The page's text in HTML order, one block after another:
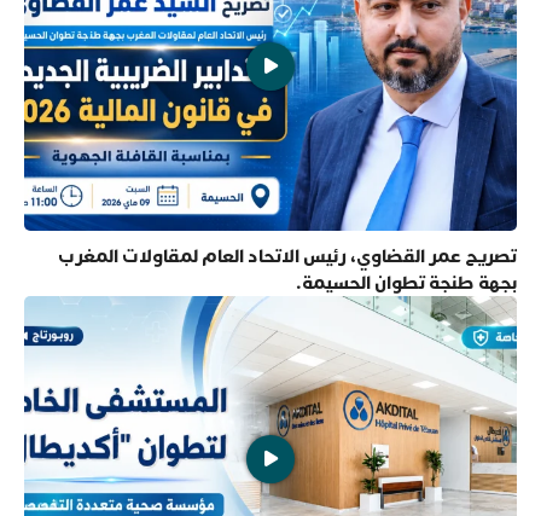
تصريح عمر القضاوي، رئيس الاتحاد العام لمقاولات المغرب
بجهة طنجة تطوان الحسيمة.